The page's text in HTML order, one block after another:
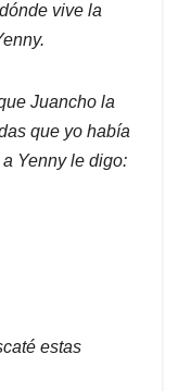
vive la
Juancho la
que yo había
Yenny le digo:
estas